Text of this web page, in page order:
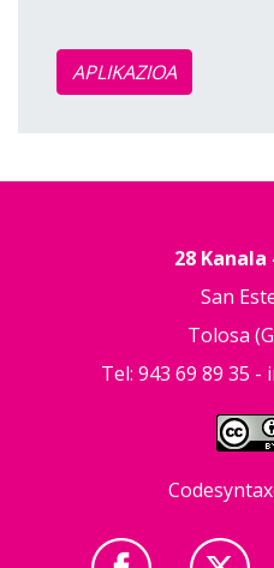
APLIKAZIOA
28
San
Tolosa
Tel: 943 69 89 35 -